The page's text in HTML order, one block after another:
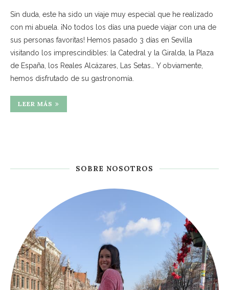
Sin duda, este ha sido un viaje muy especial que he realizado
con mi abuela. ¡No todos los días una puede viajar con una de
sus personas favoritas! Hemos pasado 3 días en Sevilla
visitando los imprescindibles: la Catedral y la Giralda, la Plaza
de España, los Reales Alcázares, Las Setas… Y obviamente,
hemos disfrutado de su gastronomía.
LEER MÁS
SOBRE NOSOTROS